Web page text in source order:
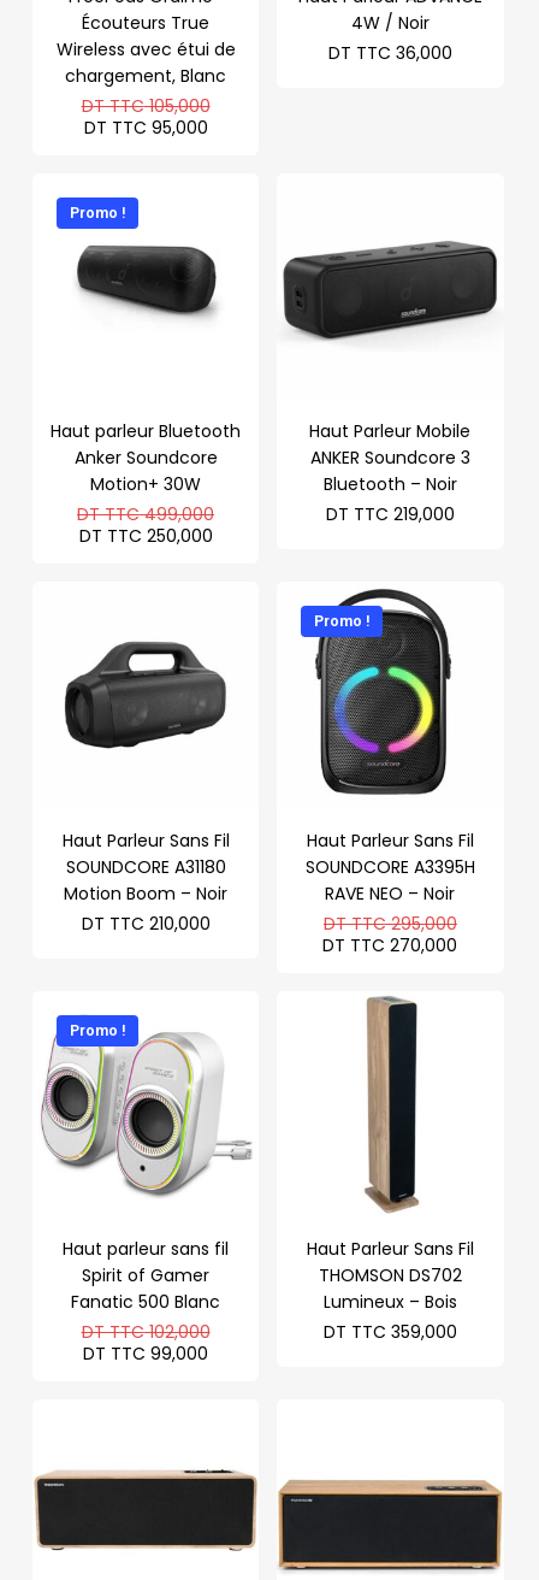
Écouteurs True
Wireless avec étui de
chargement, Blanc
DT TTC105,000Le
DT TTC 95,000Le
4W / Noir
DT TTC 36,000
Promo !
Haut parleur Bluetooth
Anker Soundcore
Motion+ 30W
DT TTC499,000Le
TTC 499,000.
DT TTC 250,000Le
TTC 250,000.
Haut Parleur Mobile
ANKER Soundcore 3
Bluetooth – Noir
DT TTC 219,000
Haut Parleur Sans Fil
SOUNDCORE A31180
Motion Boom – Noir
DT TTC 210,000
Promo !
Haut Parleur Sans Fil
SOUNDCORE A3395H
RAVE NEO – Noir
DT TTC295,000Le
prix
DT TTC 270,000
Promo !
Haut parleur sans fil
Spirit of Gamer
Fanatic 500 Blanc
DT TTC102,000Le
DT TTC 99,000
Haut Parleur Sans Fil
THOMSON DS702
Lumineux – Bois
DT TTC 359,000